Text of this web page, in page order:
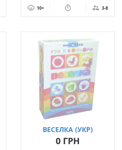
10+ 3-8
ВЕСЕЛКА (УКР)
0 ГРН